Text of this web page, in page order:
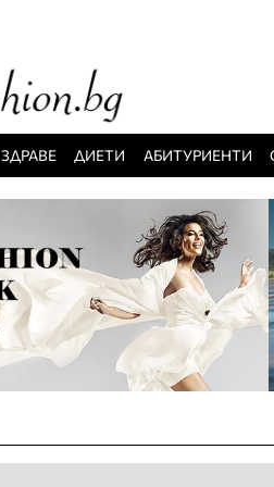
ЗДРАВЕ ДИЕТИ АБИТУРИЕНТИ